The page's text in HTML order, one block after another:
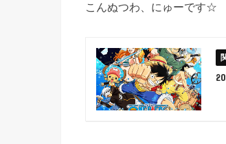
こんぬつわ、にゅーです☆